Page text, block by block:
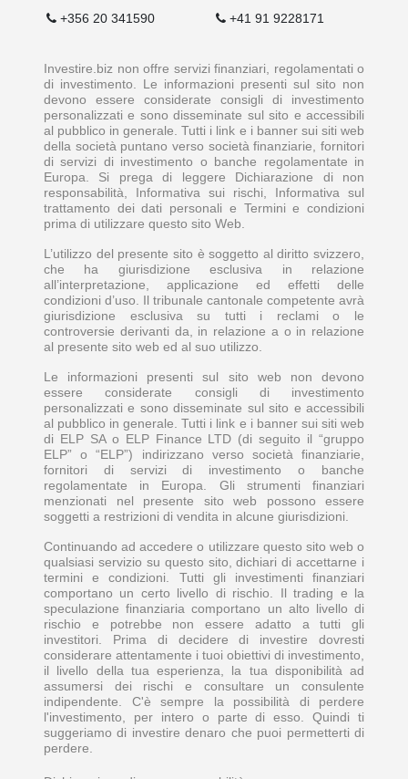
+356 20 341590
+41 91 9228171
Investire.biz non offre servizi finanziari, regolamentati o
di investimento. Le informazioni presenti sul sito non
devono essere considerate consigli di investimento
personalizzati e sono disseminate sul sito e accessibili
al pubblico in generale. Tutti i link e i banner sui siti web
della società puntano verso società finanziarie, fornitori
di servizi di investimento o banche regolamentate in
Europa. Si prega di leggere Dichiarazione di non
responsabilità, Informativa sui rischi, Informativa sul
trattamento dei dati personali e Termini e condizioni
prima di utilizzare questo sito Web.
L’utilizzo del presente sito è soggetto al diritto svizzero,
che ha giurisdizione esclusiva in relazione
all’interpretazione, applicazione ed effetti delle
condizioni d’uso. Il tribunale cantonale competente avrà
giurisdizione esclusiva su tutti i reclami o le
controversie derivanti da, in relazione a o in relazione
al presente sito web ed al suo utilizzo.
Le informazioni presenti sul sito web non devono
essere considerate consigli di investimento
personalizzati e sono disseminate sul sito e accessibili
al pubblico in generale. Tutti i link e i banner sui siti web
di ELP SA o ELP Finance LTD (di seguito il “gruppo
ELP” o “ELP”) indirizzano verso società finanziarie,
fornitori di servizi di investimento o banche
regolamentate in Europa. Gli strumenti finanziari
menzionati nel presente sito web possono essere
soggetti a restrizioni di vendita in alcune giurisdizioni.
Continuando ad accedere o utilizzare questo sito web o
qualsiasi servizio su questo sito, dichiari di accettarne i
termini e condizioni. Tutti gli investimenti finanziari
comportano un certo livello di rischio. Il trading e la
speculazione finanziaria comportano un alto livello di
rischio e potrebbe non essere adatto a tutti gli
investitori. Prima di decidere di investire dovresti
considerare attentamente i tuoi obiettivi di investimento,
il livello della tua esperienza, la tua disponibilità ad
assumersi dei rischi e consultare un consulente
indipendente. C'è sempre la possibilità di perdere
l'investimento, per intero o parte di esso. Quindi ti
suggeriamo di investire denaro che puoi permetterti di
perdere.